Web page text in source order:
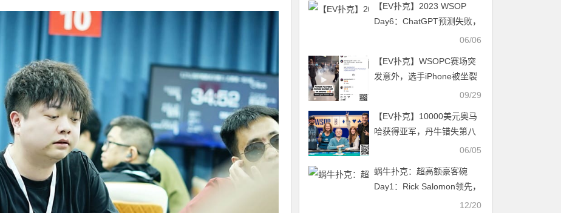
【EV扑克】2023 WSOP
Day6：ChatGPT预测失败，
Chanracy Khun赢得$25K单
06/06
【EV扑克】WSOPC赛场突
发意外，选手iPhone被坐裂
09/29
【EV扑克】10000美元奥马
哈获得亚军，丹牛错失第八
06/05
蜗牛扑克：超高额豪客碗
Day1：Rick Salomon领先，
12/20